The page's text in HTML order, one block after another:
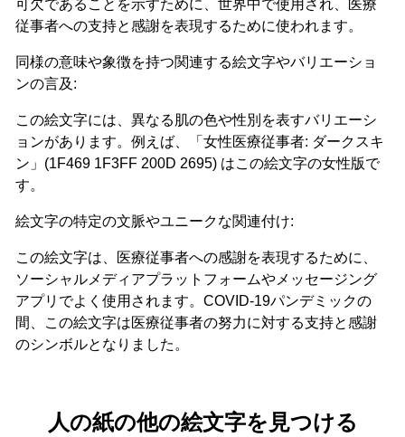
可欠であることを示すために、世界中で使用され、医療
従事者への支持と感謝を表現するために使われます。
同様の意味や象徴を持つ関連する絵文字やバリエーショ
ンの言及:
この絵文字には、異なる肌の色や性別を表すバリエーシ
ョンがあります。例えば、「女性医療従事者: ダークスキ
ン」(1F469 1F3FF 200D 2695) はこの絵文字の女性版で
す。
絵文字の特定の文脈やユニークな関連付け:
この絵文字は、医療従事者への感謝を表現するために、
ソーシャルメディアプラットフォームやメッセージング
アプリでよく使用されます。COVID-19パンデミックの
間、この絵文字は医療従事者の努力に対する支持と感謝
のシンボルとなりました。
人の紙の他の絵文字を見つける